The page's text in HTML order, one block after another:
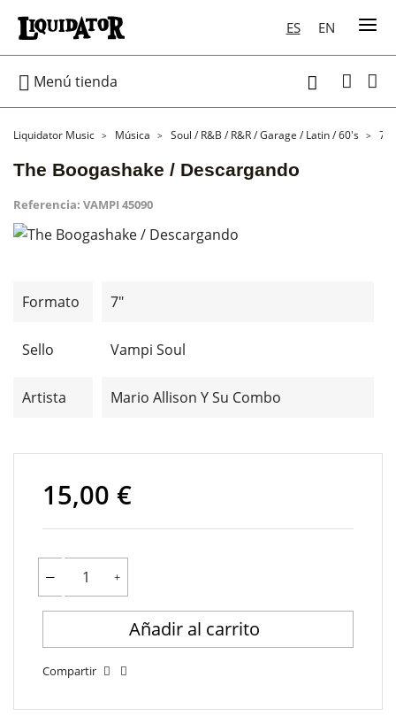
ES EN
 Menú tienda 
Liquidator Music Música Soul / R&B / R&R / Garage / Latin / 60's 7"
The Boogashake / Descargando
Referencia: VAMPI 45090
Formato 7"
Sello Vampi Soul
Artista Mario Allison Y Su Combo
15,00 €
Añadir al carrito
Compartir